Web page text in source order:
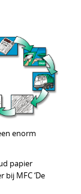
enorm
papier
MFC ‘De